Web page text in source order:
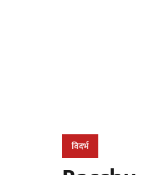
विदर्भ